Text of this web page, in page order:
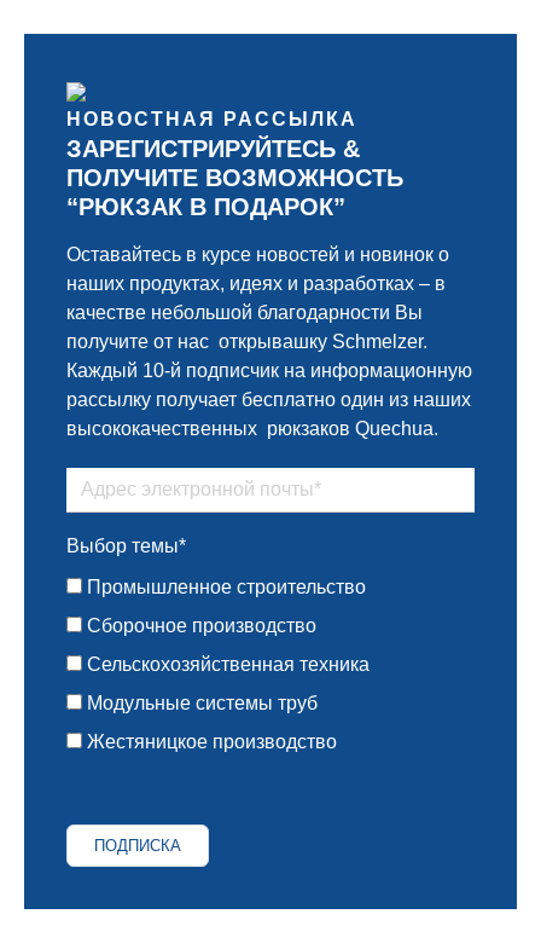
НОВОСТНАЯ РАССЫЛКА
ЗАРЕГИСТРИРУЙТЕСЬ &
ПОЛУЧИТЕ ВОЗМОЖНОСТЬ
“РЮКЗАК В ПОДАРОК”
Оставайтесь в курсе новостей и новинок о
наших продуктах, идеях и разработках – в
качестве небольшой благодарности Вы
получите от нас открывашку Schmelzer.
Каждый 10-й подписчик на информационную
рассылку получает бесплатно один из наших
высококачественных рюкзаков Quechua.
Выбор темы*
Промышленное строительство
Сборочное производство
Сельскохозяйственная техника
Модульные системы труб
Жестяницкое производство
ПОДПИСКА